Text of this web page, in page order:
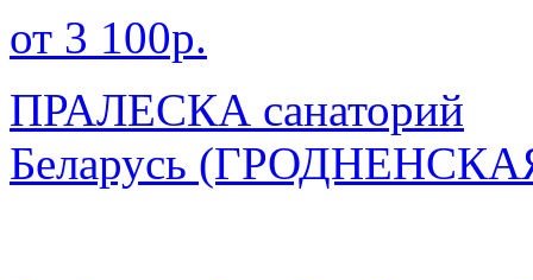
от 3 100р.
ПРАЛЕСКА санаторий
Беларусь